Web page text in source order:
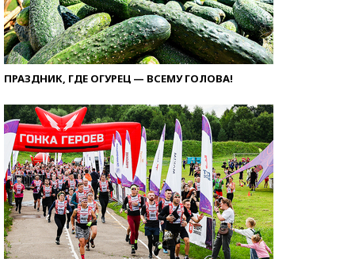
ПРАЗДНИК, ГДЕ ОГУРЕЦ — ВСЕМУ ГОЛОВА!